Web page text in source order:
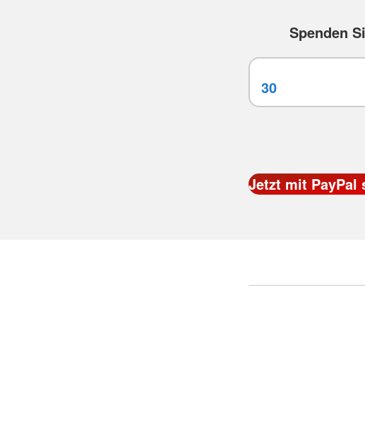
Spenden